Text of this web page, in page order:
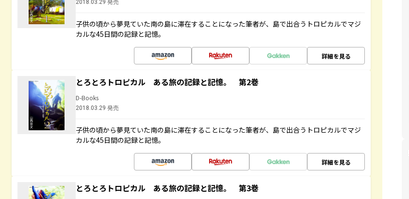
2018.03.29 発売
子供の頃から夢見ていた南の島に滞在することになった筆者が、島で出合うトロピカルでマジ
カルな45日間の記録と記憶。
詳細を見る
とろとろトロピカル ある旅の記録と記憶。 第2巻
D-Books
2018.03.29 発売
子供の頃から夢見ていた南の島に滞在することになった筆者が、島で出合うトロピカルでマジ
カルな45日間の記録と記憶。
詳細を見る
とろとろトロピカル ある旅の記録と記憶。 第3巻